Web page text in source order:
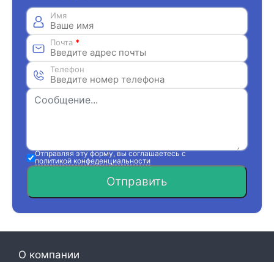
Имя
Почта *
Телефон
Отправляя эту форму, вы соглашаетесь с
политикой конфеденциальности
Отправить
О компании